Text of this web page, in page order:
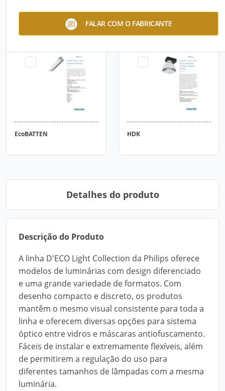
FALAR COM O FABRICANTE
GreenPerform Highbay LED
EcoBATTEN HDK
Detalhes do produto
Descrição do Produto
A linha D'ECO Light Collection da Philips oferece
modelos de luminárias com design diferenciado
e uma grande variedade de formatos. Com
desenho compacto e discreto, os produtos
mantêm o mesmo visual consistente para toda a
linha e oferecem diversas opções para sistema
óptico entre vidros e máscaras antiofuscamento.
Fáceis de instalar e extremamente flexíveis, além
de permitirem a regulação do uso para
diferentes tamanhos de lâmpadas com a mesma
luminária.